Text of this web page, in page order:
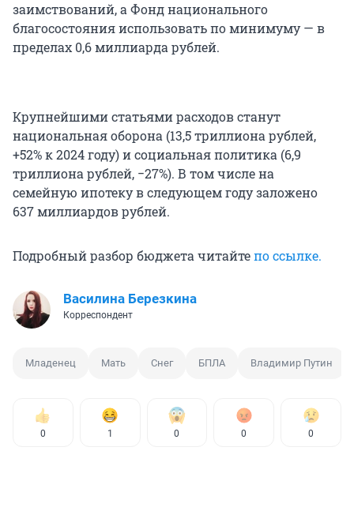
заимствований, а Фонд национального
благосостояния использовать по минимуму — в
пределах 0,6 миллиарда рублей.
Крупнейшими статьями расходов станут
национальная оборона (13,5 триллиона рублей,
+52% к 2024 году) и социальная политика (6,9
триллиона рублей, −27%). В том числе на
семейную ипотеку в следующем году заложено
637 миллиардов рублей.
Подробный разбор бюджета читайтепо ссылке.
Василина Березкина
Корреспондент
Младенец Мать Снег БПЛА Владимир Путин
0 1 0 0 0